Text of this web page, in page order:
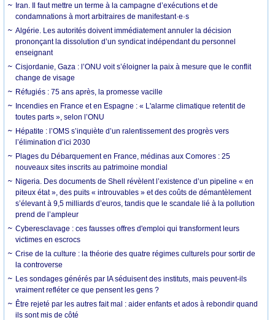
Iran. Il faut mettre un terme à la campagne d’exécutions et de
condamnations à mort arbitraires de manifestant·e·s
Algérie. Les autorités doivent immédiatement annuler la décision
prononçant la dissolution d’un syndicat indépendant du personnel
enseignant
Cisjordanie, Gaza : l’ONU voit s’éloigner la paix à mesure que le conflit
change de visage
Réfugiés : 75 ans après, la promesse vacille
Incendies en France et en Espagne : « L'alarme climatique retentit de
toutes parts », selon l’ONU
Hépatite : l’OMS s’inquiète d’un ralentissement des progrès vers
l’élimination d’ici 2030
Plages du Débarquement en France, médinas aux Comores : 25
nouveaux sites inscrits au patrimoine mondial
Nigeria. Des documents de Shell révèlent l’existence d’un pipeline « en
piteux état », des puits « introuvables » et des coûts de démantèlement
s’élevant à 9,5 milliards d’euros, tandis que le scandale lié à la pollution
prend de l’ampleur
Cyberesclavage : ces fausses offres d'emploi qui transforment leurs
victimes en escrocs
Crise de la culture : la théorie des quatre régimes culturels pour sortir de
la controverse
Les sondages générés par IA séduisent des instituts, mais peuvent-ils
vraiment refléter ce que pensent les gens ?
Être rejeté par les autres fait mal : aider enfants et ados à rebondir quand
ils sont mis de côté